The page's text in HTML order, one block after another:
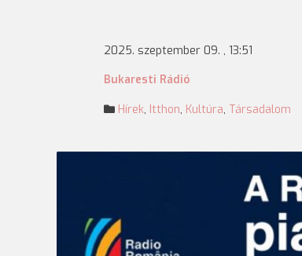
2025. szeptember 09. , 13:51
Bukaresti Rádió
Hírek, Itthon, Kultúra, Társadalom